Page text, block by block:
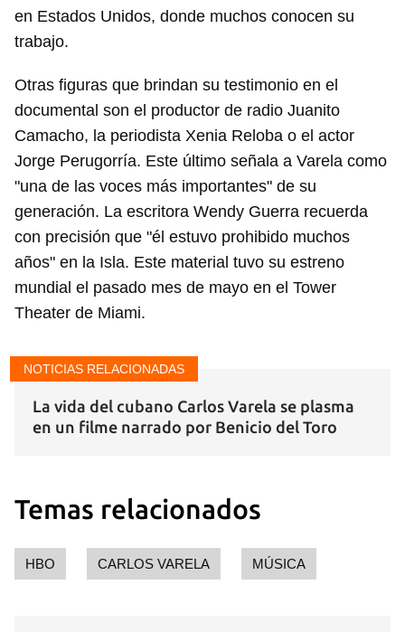
en Estados Unidos, donde muchos conocen su
trabajo.
Otras figuras que brindan su testimonio en el
documental son el productor de radio Juanito
Camacho, la periodista Xenia Reloba o el actor
Jorge Perugorría. Este último señala a Varela como
"una de las voces más importantes" de su
generación. La escritora Wendy Guerra recuerda
con precisión que "él estuvo prohibido muchos
años" en la Isla. Este material tuvo su estreno
mundial el pasado mes de mayo en el Tower
Theater de Miami.
NOTICIAS RELACIONADAS
La vida del cubano Carlos Varela se plasma
en un filme narrado por Benicio del Toro
Temas relacionados
HBO CARLOS VARELA MÚSICA